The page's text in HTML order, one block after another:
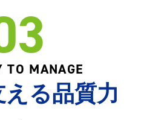
MANAGE
る品質力